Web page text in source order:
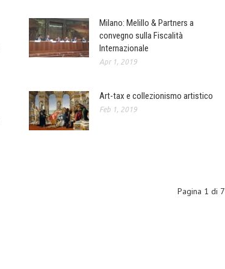
Milano: Melillo & Partners a
convegno sulla Fiscalità
Internazionale
Apr 1, 2019
Art-tax e collezionismo artistico
Feb 1, 2019
Pagina 1 di 7